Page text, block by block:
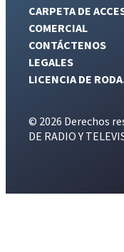
CARPETA DE
COMERCIAL
CONTÁCTENOS
LEGALES
LICENCIA DE
© 2026 Derechos
DE RADIO Y